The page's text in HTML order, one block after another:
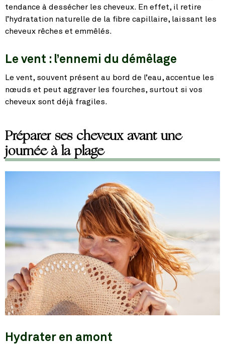
tendance à dessécher les cheveux. En effet, il retire
l’hydratation naturelle de la fibre capillaire, laissant les
cheveux rêches et emmêlés.
Le vent : l’ennemi du démêlage
Le vent, souvent présent au bord de l’eau, accentue les
nœuds et peut aggraver les fourches, surtout si vos
cheveux sont déjà fragiles.
Préparer ses cheveux avant une
journée à la plage
Hydrater en amont